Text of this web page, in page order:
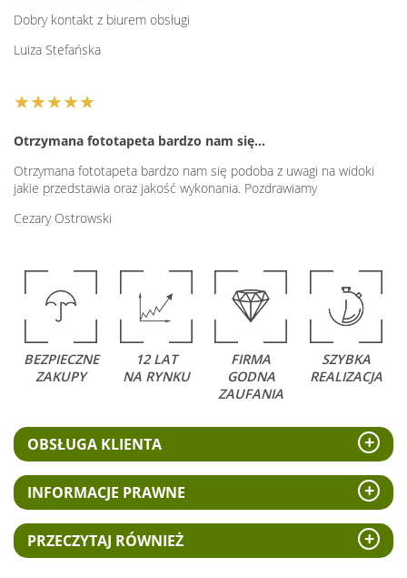
Dobry kontakt z biurem obsługi
Luiza Stefańska
★★★★★
Otrzymana fototapeta bardzo nam się…
Otrzymana fototapeta bardzo nam się podoba z uwagi na widoki
jakie przedstawia oraz jakość wykonania. Pozdrawiamy
Cezary Ostrowski
BEZPIECZNE
ZAKUPY
12 LAT
NA RYNKU
FIRMA
GODNA
ZAUFANIA
SZYBKA
REALIZACJA
OBSŁUGA KLIENTA
INFORMACJE PRAWNE
PRZECZYTAJ RÓWNIEŻ